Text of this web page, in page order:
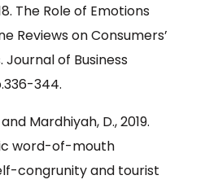
The Role of Emotions
Reviews on Consumers’
of Business
344.
Mardhiyah, D., 2019.
word-of-mouth
congrunity and tourist